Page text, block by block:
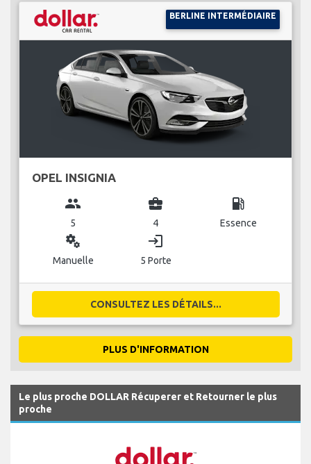
BERLINE INTERMÉDIAIRE
OPEL INSIGNIA
group
5
business_center
4
local_gas_station
Essence
miscellaneous_services
Manuelle
login
5 Porte
CONSULTEZ LES DÉTAILS...
PLUS D'INFORMATION
Le plus proche DOLLAR Récuperer et Retourner le plus
proche